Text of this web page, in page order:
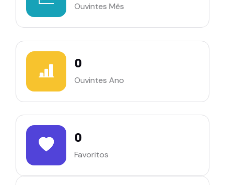
Ouvintes Mês
0
Ouvintes Ano
0
Favoritos